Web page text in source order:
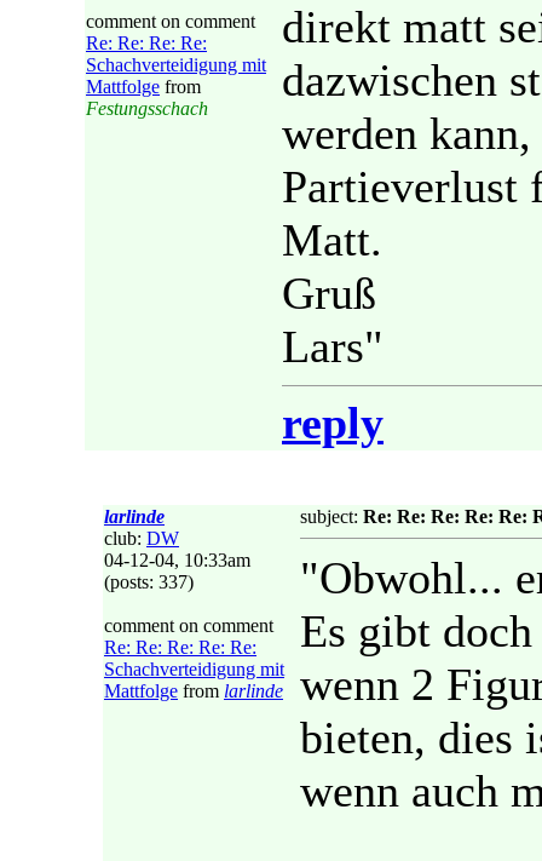
comment on comment
Re: Re: Re: Re:
Schachverteidigung mit
Mattfolge from
Festungsschach
direkt matt
dazwischen
werden
Partieverlust
Matt.
Gruß
Lars"
reply
larlinde
club: DW
04-12-04, 10:33am
(posts: 337)
comment on comment
Re: Re: Re: Re: Re:
Schachverteidigung mit
Mattfolge from larlinde
subject: Re: Re: Re: Re: Re:
"Obwohl...
Es gibt
wenn 2
bieten, dies
wenn auch